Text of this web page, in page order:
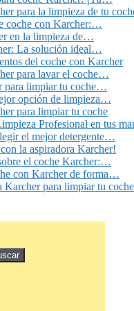
para la limpieza de tu
coche con Karcher:…
en la limpieza de…
La solución ideal…
del coche con Karcher
para lavar el coche…
para limpiar tu coche…
opción de limpieza…
para limpiar tu coche
Profesional en tus
el mejor detergente…
la aspiradora Karcher!
el coche Karcher:…
con Karcher de forma…
Karcher para limpiar tu coche